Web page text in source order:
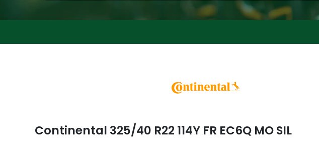
Continental 325/40 R22 114Y FR EC6Q MO SIL